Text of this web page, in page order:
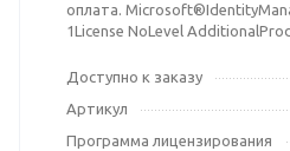
оплата.
1License NoLevel
Доступно к заказу
Артикул
Программа лицензирования